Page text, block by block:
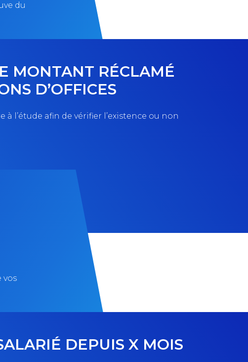
du
MONTANT RÉCLAMÉ
D’OFFICES
l’étude afin de vérifier l’existence ou non
vos
DEPUIS X MOIS